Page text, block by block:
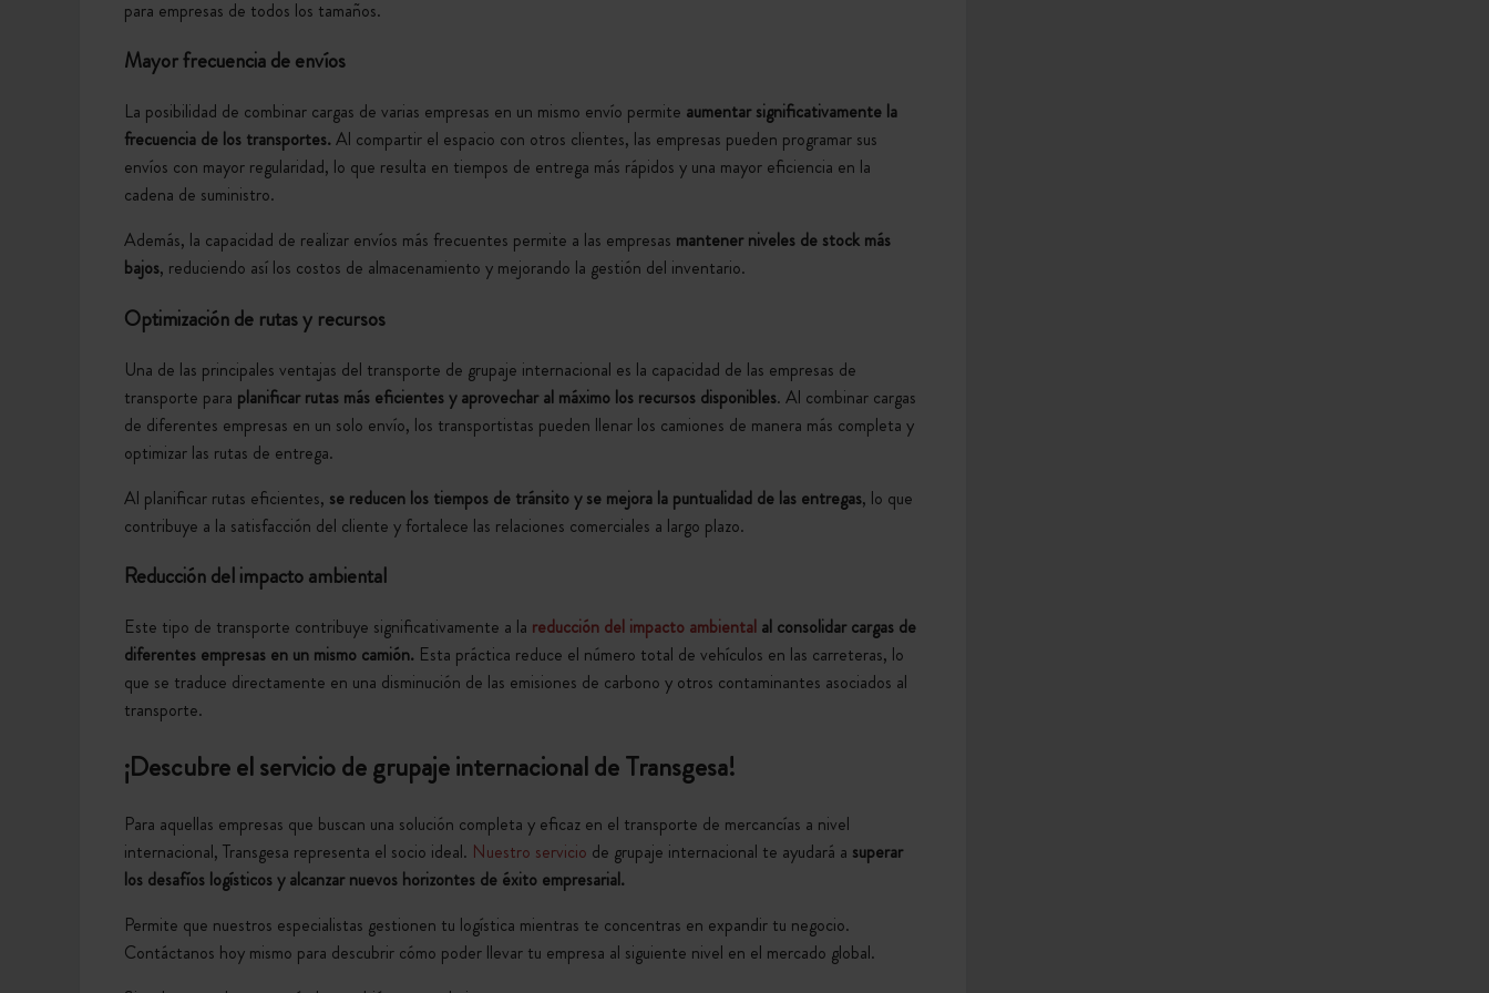
para empresas de todos los tamaños.
Mayor frecuencia de envíos
La posibilidad de combinar cargas de varias empresas en un mismo envío permite aumentar significativamente la
frecuencia de los transportes.Al compartir el espacio con otros clientes, las empresas pueden programar sus
envíos con mayor regularidad, lo que resulta en tiempos de entrega más rápidos y una mayor eficiencia en la
cadena de suministro.
Además, la capacidad de realizar envíos más frecuentes permite a las empresas mantener niveles de stock más
bajos, reduciendo así los costos de almacenamiento y mejorando la gestión del inventario.
Optimización de rutas y recursos
Una de las principales ventajas del transporte de grupaje internacional es la capacidad de las empresas de
transporte para planificar rutas más eficientes y aprovechar al máximo los recursos disponibles. Al combinar cargas
de diferentes empresas en un solo envío, los transportistas pueden llenar los camiones de manera más completa y
optimizar las rutas de entrega.
Al planificar rutas eficientes, se reducen los tiempos de tránsito y se mejora la puntualidad de las entregas, lo que
contribuye a la satisfacción del cliente y fortalece las relaciones comerciales a largo plazo.
Reducción del impacto ambiental
Este tipo de transporte contribuye significativamente a la reducción del impacto ambiental al consolidar cargas de
diferentes empresas en un mismo camión. Esta práctica reduce el número total de vehículos en las carreteras, lo
que se traduce directamente en una disminución de las emisiones de carbono y otros contaminantes asociados al
transporte.
¡Descubre el servicio de grupaje internacional de Transgesa!
Para aquellas empresas que buscan una solución completa y eficaz en el transporte de mercancías a nivel
internacional, Transgesa representa el socio ideal. Nuestro servicio de grupaje internacional te ayudará a superar
los desafíos logísticos y alcanzar nuevos horizontes de éxito empresarial.
Permite que nuestros especialistas gestionen tu logística mientras te concentras en expandir tu negocio.
Contáctanos hoy mismo para descubrir cómo poder llevar tu empresa al siguiente nivel en el mercado global.